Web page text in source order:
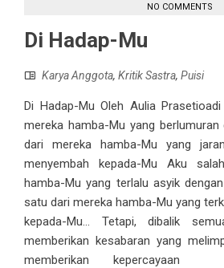
NO COMMENTS
Di Hadap-Mu
Karya Anggota, Kritik Sastra, Puisi
Di Hadap-Mu Oleh Aulia
mereka hamba-Mu yang
dari mereka hamba-Mu yang
menyembah kepada-Mu Aku
hamba-Mu yang terlalu asyik
satu dari mereka hamba-Mu yang
kepada-Mu... Tetapi, dibalik
memberikan kesabaran yang
memberikan kepercayaan